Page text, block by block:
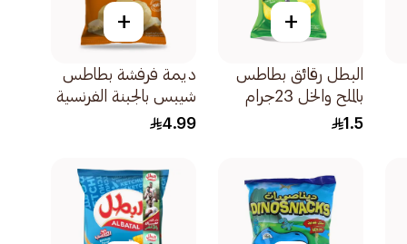
+
البطل رقائق بطاطس
بالملح والخل 23جرام
1.5
+
ديمة فرفشة بطاطس
شيبس بالجبنة الفرنسية
75جرام
4.99